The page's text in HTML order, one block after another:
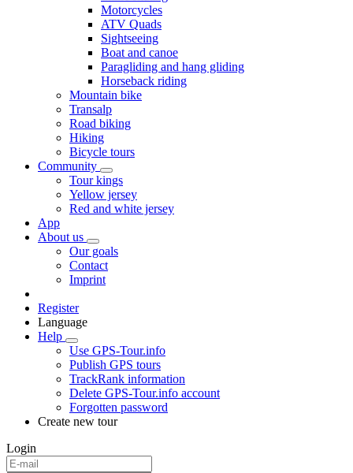
Motorcycles
ATV Quads
Sightseeing
Boat and canoe
Paragliding and hang gliding
Horseback riding
Mountain bike
Transalp
Road biking
Hiking
Bicycle tours
Community
Tour kings
Yellow jersey
Red and white jersey
App
About us
Our goals
Contact
Imprint
Register
Language
Help
Use GPS-Tour.info
Publish GPS tours
TrackRank information
Delete GPS-Tour.info account
Forgotten password
Create new tour
Login